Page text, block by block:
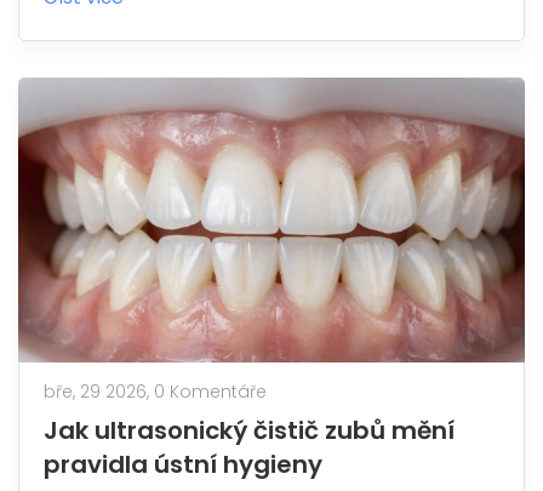
bře, 29 2026, 0 Komentáře
Jak ultrasonický čistič zubů mění
pravidla ústní hygieny